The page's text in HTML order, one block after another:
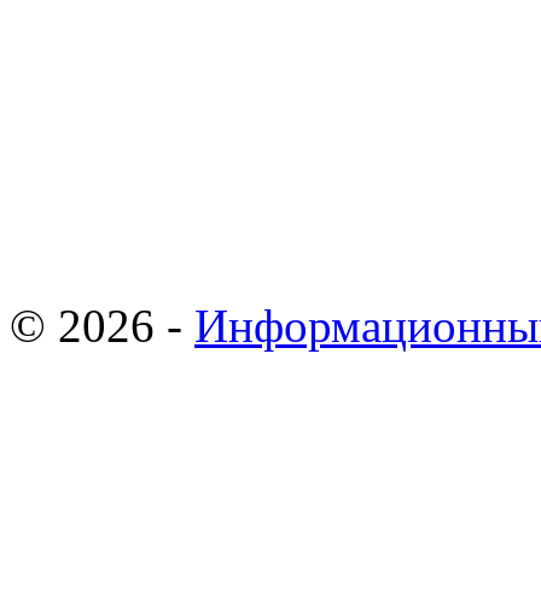
© 2026 -